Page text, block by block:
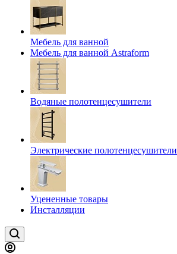
Мебель для ванной
Мебель для ванной Astraform
Водяные полотенцесушители
Электрические полотенцесушители
Уцененные товары
Инсталляции